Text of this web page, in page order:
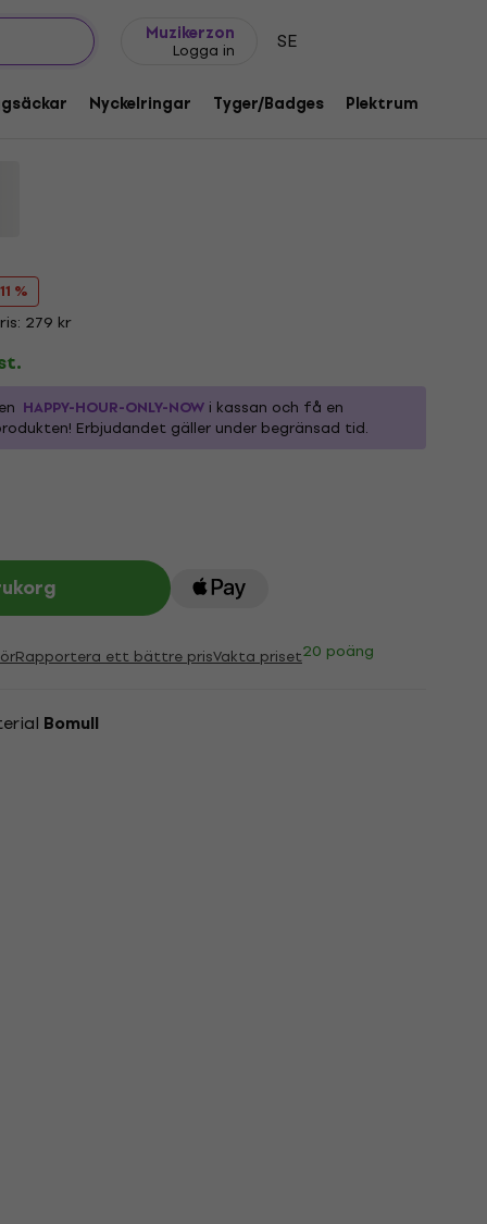
Muzikerzon
Logga in SE
Nyckelringar Tyger/Badges Plektrum
Premium Carbon Black XL Skjorta
%
279 kr
HAPPY-HOUR-ONLY-NOW i kassan och få en
Erbjudandet gäller under begränsad tid.
Rapportera ett bättre prisVakta priset20 poäng
Bomull